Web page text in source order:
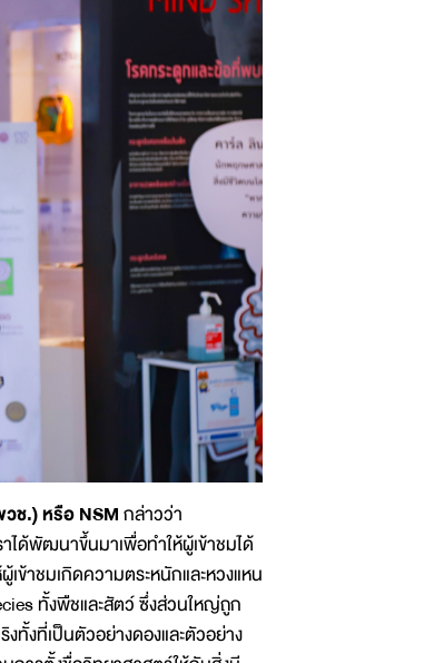
ช.) หรือ NSMกล่าวว่า
ได้พัฒนาขึ้นมาเพื่อทำให้ผู้เข้าชมได้
าชมเกิดความตระหนักและหวงแหน
ทั้งพืชและสัตว์ ซึ่งส่วนใหญ่ถูก
ทั้งที่เป็นตัวอย่างดองและตัวอย่าง